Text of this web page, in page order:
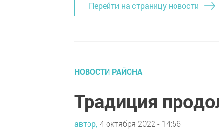
Перейти на страницу новости
НОВОСТИ РАЙОНА
Традиция
автор, 4 октября 2022 - 14:56